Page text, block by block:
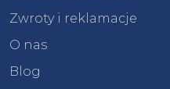
Zwroty i reklamacje
O nas
Blog